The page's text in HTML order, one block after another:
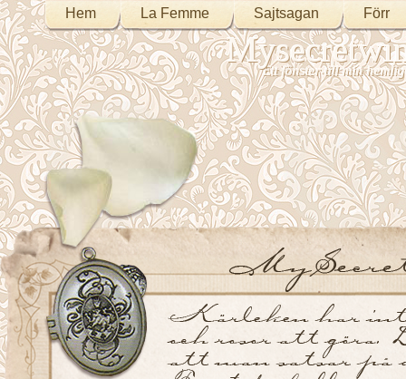
Hem La Femme Sajtsagan Förr
Ett fönster till min